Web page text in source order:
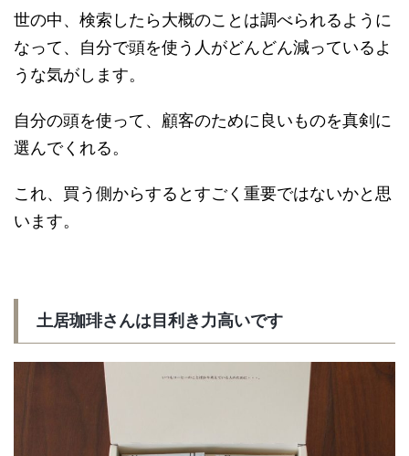
世の中、検索したら大概のことは調べられるように
なって、自分で頭を使う人がどんどん減っているよ
うな気がします。
自分の頭を使って、顧客のために良いものを真剣に
選んでくれる。
これ、買う側からするとすごく重要ではないかと思
います。
土居珈琲さんは目利き力高いです